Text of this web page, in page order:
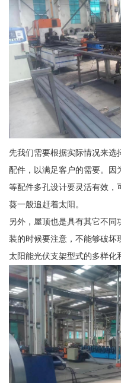
先我们需要根据实际情况来选
配件，以满足客户的需要。因
等配件多孔设计要灵活有效，
葵一般追赶着太阳。
另外，屋顶也是具有其它不
装的时候要注意，不能够破坏
太阳能光伏支架型式的多样化